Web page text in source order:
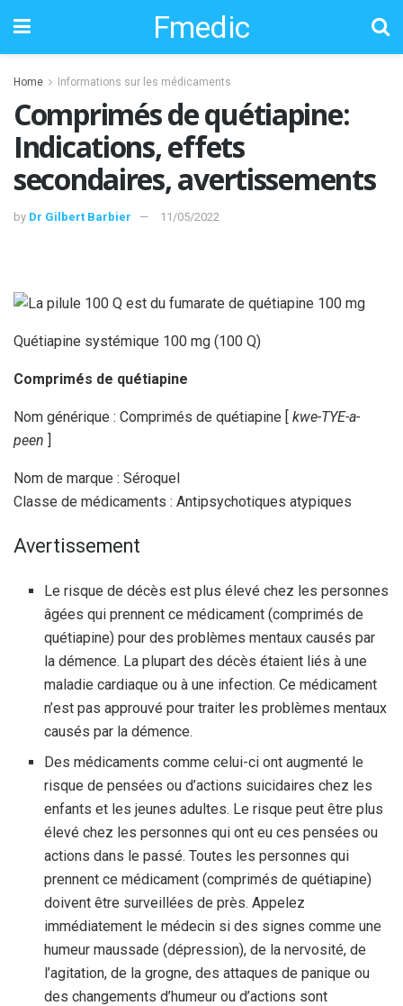
Fmedic
Home Informations sur les médicaments
Comprimés de quétiapine:
Indications, effets
secondaires, avertissements
by Dr Gilbert Barbier 11/05/2022
Quétiapine systémique 100 mg (100 Q)
Comprimés de quétiapine
Nom générique : Comprimés de quétiapine [ kwe-TYE-a-
peen ]
Nom de marque : Séroquel
Classe de médicaments : Antipsychotiques atypiques
Avertissement
Le risque de décès est plus élevé chez les personnes
âgées qui prennent ce médicament (comprimés de
quétiapine) pour des problèmes mentaux causés par
la démence. La plupart des décès étaient liés à une
maladie cardiaque ou à une infection. Ce médicament
n’est pas approuvé pour traiter les problèmes mentaux
causés par la démence.
Des médicaments comme celui-ci ont augmenté le
risque de pensées ou d’actions suicidaires chez les
enfants et les jeunes adultes. Le risque peut être plus
élevé chez les personnes qui ont eu ces pensées ou
actions dans le passé. Toutes les personnes qui
prennent ce médicament (comprimés de quétiapine)
doivent être surveillées de près. Appelez
immédiatement le médecin si des signes comme une
humeur maussade (dépression), de la nervosité, de
l’agitation, de la grogne, des attaques de panique ou
des changements d’humeur ou d’actions sont